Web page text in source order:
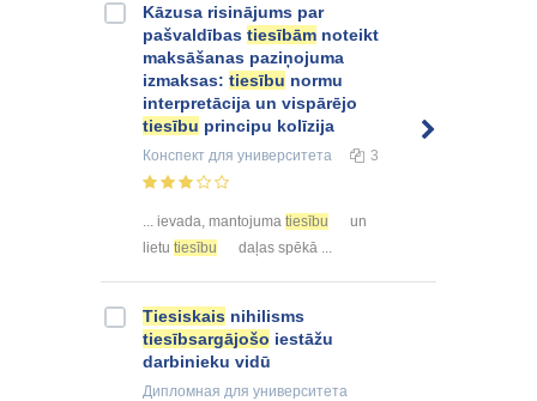
Kāzusa risinājums par
pašvaldības tiesībām noteikt
maksāšanas paziņojuma
izmaksas: tiesību normu
interpretācija un vispārējo
tiesību principu kolīzija
Конспект для университета 3
... ievada, mantojuma tiesību
un
lietu tiesību daļas spēkā ...
Tiesiskais nihilisms
tiesībsargājošo iestāžu
darbinieku vidū
Дипломная для университета